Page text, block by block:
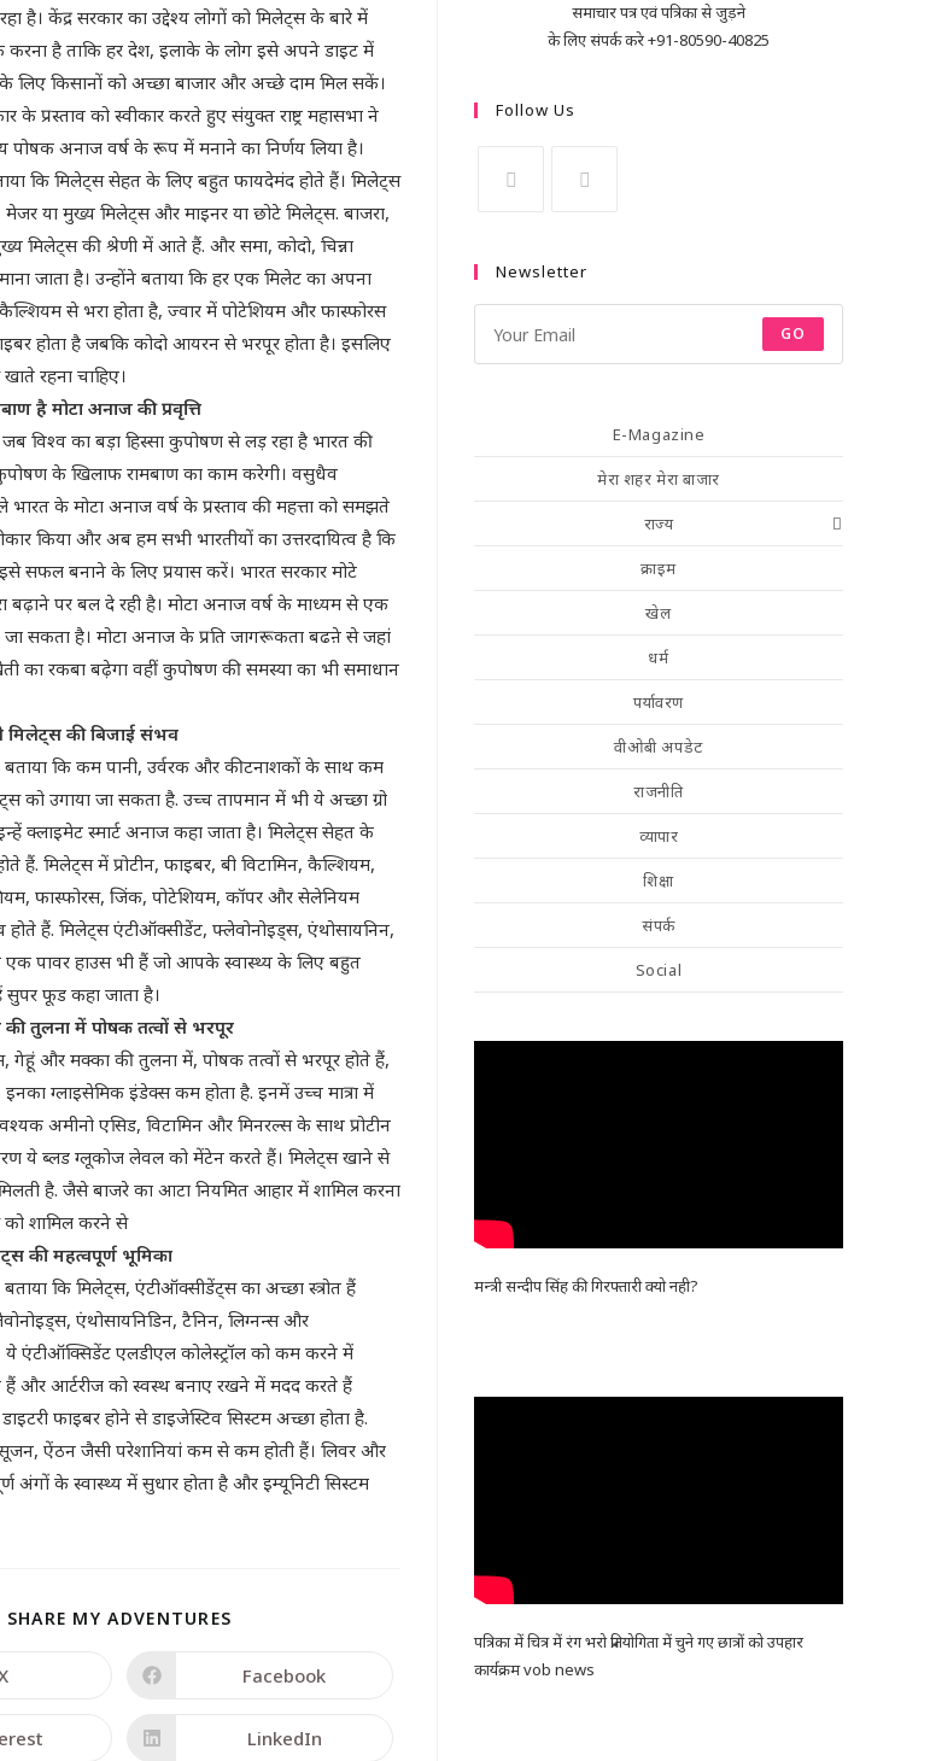
है। केंद्र सरकार का उद्देश्य लोगों को मिलेट्स के बारे में
करना है ताकि हर देश, इलाके के लोग इसे अपने डाइट में
लिए किसानों को अच्छा बाजार और अच्छे दाम मिल सकें।
के प्रस्ताव को स्वीकार करते हुए संयुक्त राष्ट्र महासभा ने
पोषक अनाज वर्ष के रूप में मनाने का निर्णय लिया है।
कि मिलेट्स सेहत के लिए बहुत फायदेमंद होते हैं। मिलेट्स
मेजर या मुख्य मिलेट्स और माइनर या छोटे मिलेट्स. बाजरा,
मिलेट्स की श्रेणी में आते हैं. और समा, कोदो, चिन्ना
जाता है। उन्होंने बताया कि हर एक मिलेट का अपना
से भरा होता है, ज्वार में पोटेशियम और फास्फोरस
होता है जबकि कोदो आयरन से भरपूर होता है। इसलिए
रहना चाहिए।
है मोटा अनाज की प्रवृत्ति
विश्व का बड़ा हिस्सा कुपोषण से लड़ रहा है भारत की
के खिलाफ रामबाण का काम करेगी। वसुधैव
के मोटा अनाज वर्ष के प्रस्ताव की महत्ता को समझते
किया और अब हम सभी भारतीयों का उत्तरदायित्व है कि
सफल बनाने के लिए प्रयास करें। भारत सरकार मोटे
बढ़ाने पर बल दे रही है। मोटा अनाज वर्ष के माध्यम से एक
जा सकता है। मोटा अनाज के प्रति जागरूकता बढऩे से जहां
का रकबा बढ़ेगा वहीं कुपोषण की समस्या का भी समाधान
मिलेट्स की बिजाई संभव
बताया कि कम पानी, उर्वरक और कीटनाशकों के साथ कम
को उगाया जा सकता है. उच्च तापमान में भी ये अच्छा ग्रो
क्लाइमेट स्मार्ट अनाज कहा जाता है। मिलेट्स सेहत के
हैं. मिलेट्स में प्रोटीन, फाइबर, बी विटामिन, कैल्शियम,
फास्फोरस, जिंक, पोटेशियम, कॉपर और सेलेनियम
हैं. मिलेट्स एंटीऑक्सीडेंट, फ्लेवोनोइड्स, एंथोसायनिन,
एक पावर हाउस भी हैं जो आपके स्वास्थ्य के लिए बहुत
फूड कहा जाता है।
तुलना में पोषक तत्वों से भरपूर
गेहूं और मक्का की तुलना में, पोषक तत्वों से भरपूर होते हैं,
ग्लाइसेमिक इंडेक्स कम होता है. इनमें उच्च मात्रा में
अमीनो एसिड, विटामिन और मिनरल्स के साथ प्रोटीन
ये ब्लड ग्लूकोज लेवल को मेंटेन करते हैं। मिलेट्स खाने से
है. जैसे बाजरे का आटा नियमित आहार में शामिल करना
को शामिल करने से
की महत्वपूर्ण भूमिका
कि मिलेट्स, एंटीऑक्सीडेंट्स का अच्छा स्त्रोत हैं
एंथोसायनिडिन, टैनिन, लिग्नन्स और
ये एंटीऑक्सिडेंट एलडीएल कोलेस्ट्रॉल को कम करने में
हैं और आर्टरीज को स्वस्थ बनाए रखने में मदद करते हैं
फाइबर होने से डाइजेस्टिव सिस्टम अच्छा होता है.
ऐंठन जैसी परेशानियां कम से कम होती हैं। लिवर और
अंगों के स्वास्थ्य में सुधार होता है और इम्यूनिटी सिस्टम
SHARE MY ADVENTURES
Facebook
LinkedIn
समाचार पत्र एवं पत्रिका से जुड़ने
के लिए संपर्क करे +91-80590-40825
Follow Us
Newsletter
GO
E-Magazine
मेरा शहर मेरा बाजार
राज्य
क्राइम
खेल
धर्म
पर्यावरण
वीओबी अपडेट
राजनीति
व्यापार
शिक्षा
संपर्क
Social
मन्त्री सन्दीप सिंह की गिरफ्तारी क्यो नही?
पत्रिका में चित्र में रंग भरो प्रतियोगिता में चुने गए छात्रों को उपहार
कार्यक्रम vob news